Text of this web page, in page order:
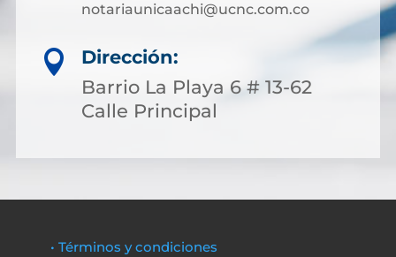
notariaunicaachi@ucnc.com.co

Dirección:
Barrio La Playa 6 # 13-62
Calle Principal
• Términos y condiciones